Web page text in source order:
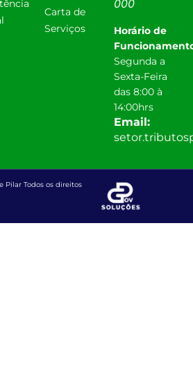
Carta de
Serviços
000
Horário de
Segunda a
Sexta-Feira
das 8:00 à
14:00hrs
Email:
Todos os direitos